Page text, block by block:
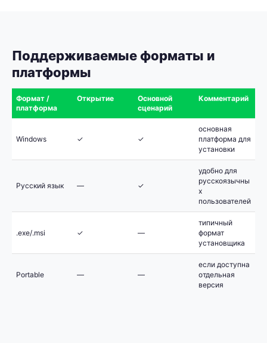
Поддерживаемые форматы и
платформы
Формат /
платформа
Открытие
Основной
сценарий
Комментарий
Windows ✓ ✓
основная
платформа для
установки
Русский язык — ✓
удобно для
русскоязычны
х
пользователей
.exe/.msi ✓ —
типичный
формат
установщика
Portable — —
если доступна
отдельная
версия